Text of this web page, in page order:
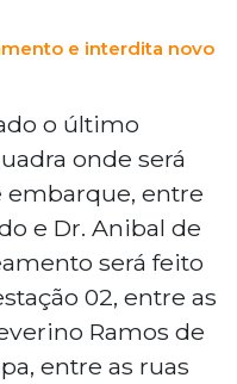
e interdita novo
o último
onde será
embarque, entre
e Dr. Anibal de
será feito
02, entre as
Ramos de
entre as ruas